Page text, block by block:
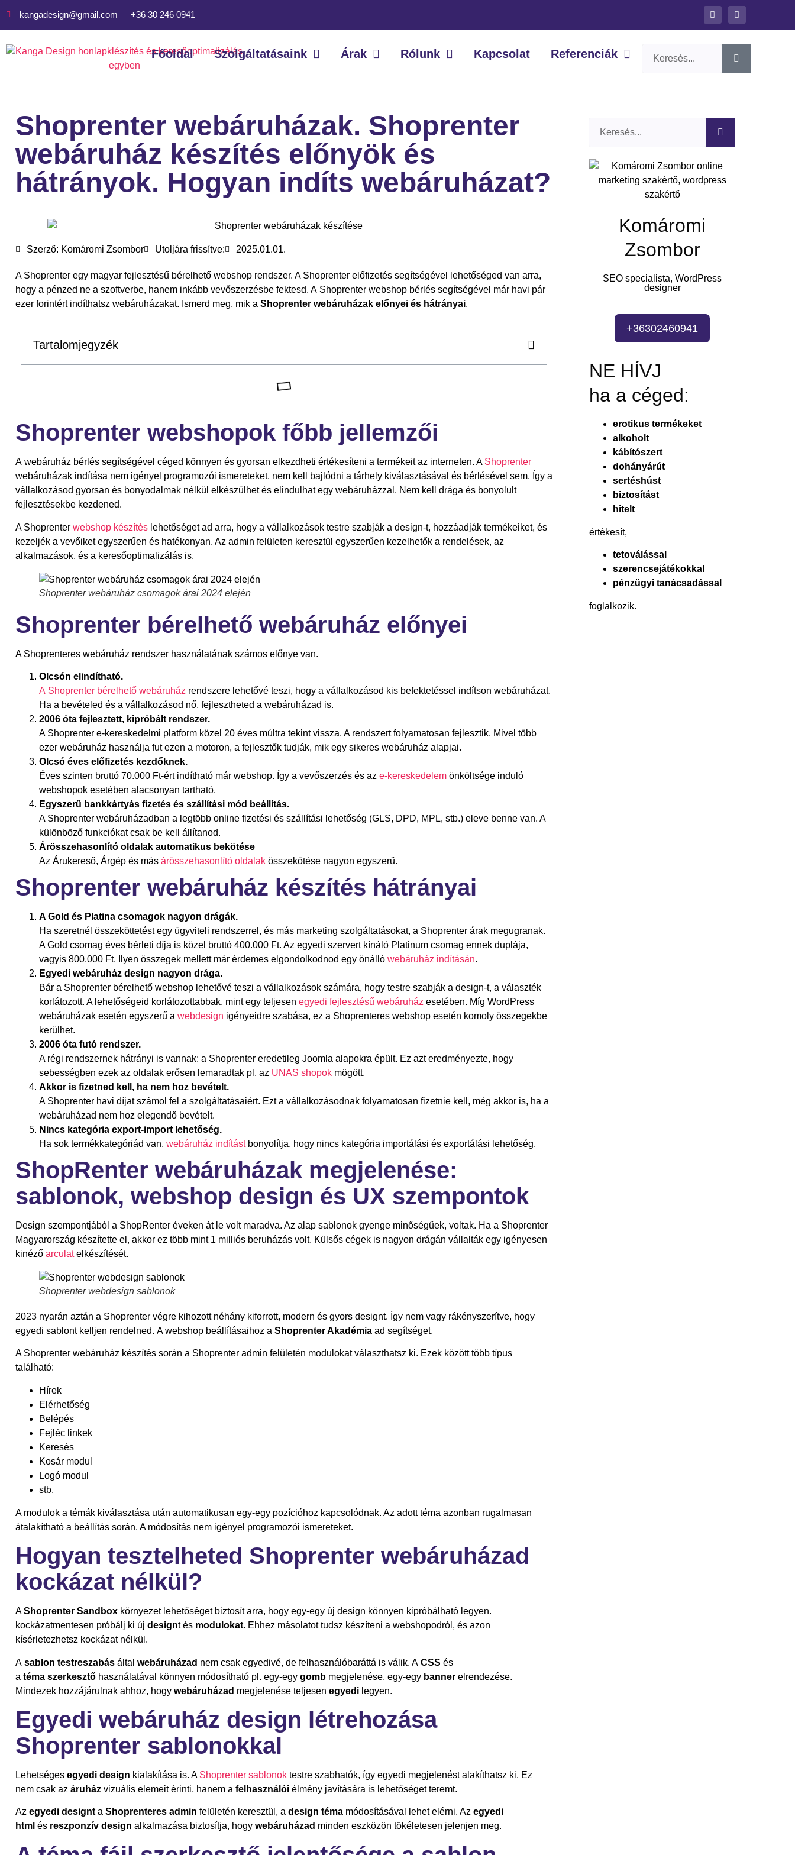
kangadesign@gmail.com +36 30 246 0941
Főoldal Szolgáltatásaink Árak Rólunk Kapcsolat Referenciák
Shoprenter webáruházak. Shoprenter
webáruház készítés előnyök és
hátrányok. Hogyan indíts webáruházat?
Szerző: Komáromi Zsombor Utoljára frissítve: 2025.01.01.
A Shoprenter egy magyar fejlesztésű bérelhető webshop rendszer. A Shoprenter előfizetés segítségével lehetőséged van arra,
hogy a pénzed ne a szoftverbe, hanem inkább vevőszerzésbe fektesd. A Shoprenter webshop bérlés segítségével már havi pár
ezer forintért indíthatsz webáruházakat. Ismerd meg, mik a Shoprenter webáruházak előnyei és hátrányai.
Tartalomjegyzék
Shoprenter webshopok főbb jellemzői
A webáruház bérlés segítségével céged könnyen és gyorsan elkezdheti értékesíteni a termékeit az interneten. A Shoprenter
webáruházak indítása nem igényel programozói ismereteket, nem kell bajlódni a tárhely kiválasztásával és bérlésével sem. Így a
vállalkozásod gyorsan és bonyodalmak nélkül elkészülhet és elindulhat egy webáruházzal. Nem kell drága és bonyolult
fejlesztésekbe kezdened.
A Shoprenter webshop készítés lehetőséget ad arra, hogy a vállalkozások testre szabják a design-t, hozzáadják termékeiket, és
kezeljék a vevőiket egyszerűen és hatékonyan. Az admin felületen keresztül egyszerűen kezelhetők a rendelések, az
alkalmazások, és a keresőoptimalizálás is.
Shoprenter webáruház csomagok árai 2024 elején
Shoprenter bérelhető webáruház előnyei
A Shoprenteres webáruház rendszer használatának számos előnye van.
Olcsón elindítható.
A Shoprenter bérelhető webáruház rendszere lehetővé teszi, hogy a vállalkozásod kis befektetéssel indítson webáruházat.
Ha a bevételed és a vállalkozásod nő, fejlesztheted a webáruházad is.
2006 óta fejlesztett, kipróbált rendszer.
A Shoprenter e-kereskedelmi platform közel 20 éves múltra tekint vissza. A rendszert folyamatosan fejlesztik. Mivel több
ezer webáruház használja fut ezen a motoron, a fejlesztők tudják, mik egy sikeres webáruház alapjai.
Olcsó éves előfizetés kezdőknek.
Éves szinten bruttó 70.000 Ft-ért indítható már webshop. Így a vevőszerzés és az e-kereskedelem önköltsége induló
webshopok esetében alacsonyan tartható.
Egyszerű bankkártyás fizetés és szállítási mód beállítás.
A Shoprenter webáruházadban a legtöbb online fizetési és szállítási lehetőség (GLS, DPD, MPL, stb.) eleve benne van. A
különböző funkciókat csak be kell állítanod.
Árösszehasonlító oldalak automatikus bekötése
Az Árukereső, Árgép és más árösszehasonlító oldalak összekötése nagyon egyszerű.
Shoprenter webáruház készítés hátrányai
A Gold és Platina csomagok nagyon drágák.
Ha szeretnél összeköttetést egy ügyviteli rendszerrel, és más marketing szolgáltatásokat, a Shoprenter árak megugranak.
A Gold csomag éves bérleti díja is közel bruttó 400.000 Ft. Az egyedi szervert kínáló Platinum csomag ennek duplája,
vagyis 800.000 Ft. Ilyen összegek mellett már érdemes elgondolkodnod egy önálló webáruház indításán.
Egyedi webáruház design nagyon drága.
Bár a Shoprenter bérelhető webshop lehetővé teszi a vállalkozások számára, hogy testre szabják a design-t, a választék
korlátozott. A lehetőségeid korlátozottabbak, mint egy teljesen egyedi fejlesztésű webáruház esetében. Míg WordPress
webáruházak esetén egyszerű a webdesign igényeidre szabása, ez a Shoprenteres webshop esetén komoly összegekbe
kerülhet.
2006 óta futó rendszer.
A régi rendszernek hátrányi is vannak: a Shoprenter eredetileg Joomla alapokra épült. Ez azt eredményezte, hogy
sebességben ezek az oldalak erősen lemaradtak pl. az UNAS shopok mögött.
Akkor is fizetned kell, ha nem hoz bevételt.
A Shoprenter havi díjat számol fel a szolgáltatásaiért. Ezt a vállalkozásodnak folyamatosan fizetnie kell, még akkor is, ha a
webáruházad nem hoz elegendő bevételt.
Nincs kategória export-import lehetőség.
Ha sok termékkategóriád van, webáruház indítástbonyolítja, hogy nincs kategória importálási és exportálási lehetőség.
ShopRenter webáruházak megjelenése:
sablonok, webshop design és UX szempontok
Design szempontjából a ShopRenter éveken át le volt maradva. Az alap sablonok gyenge minőségűek, voltak. Ha a Shoprenter
Magyarország készítette el, akkor ez több mint 1 milliós beruházás volt. Külsős cégek is nagyon drágán vállalták egy igényesen
kinéző arculatelkészítését.
Shoprenter webdesign sablonok
2023 nyarán aztán a Shoprenter végre kihozott néhány kiforrott, modern és gyors designt. Így nem vagy rákényszerítve, hogy
egyedi sablont kelljen rendelned. A webshop beállításaihoz a Shoprenter Akadémia ad segítséget.
A Shoprenter webáruház készítés során a Shoprenter admin felületén modulokat választhatsz ki. Ezek között több típus
található:
Hírek
Elérhetőség
Belépés
Fejléc linkek
Keresés
Kosár modul
Logó modul
stb.
A modulok a témák kiválasztása után automatikusan egy-egy pozícióhoz kapcsolódnak. Az adott téma azonban rugalmasan
átalakítható a beállítás során. A módosítás nem igényel programozói ismereteket.
Hogyan tesztelheted Shoprenter webáruházad
kockázat nélkül?
AShoprenter Sandbox környezet lehetőséget biztosít arra, hogy egy-egy új design könnyen kipróbálható legyen.
kockázatmentesen próbálj ki új designt és modulokat. Ehhez másolatot tudsz készíteni a webshopodról, és azon
kísérletezhetsz kockázat nélkül.
A sablon testreszabás által webáruházad nem csak egyedivé, de felhasználóbaráttá is válik. A CSS és
a téma szerkesztő használatával könnyen módosítható pl. egy-egy gomb megjelenése, egy-egy banner elrendezése.
Mindezek hozzájárulnak ahhoz, hogy webáruházad megjelenése teljesen egyedi legyen.
Egyedi webáruház design létrehozása
Shoprenter sablonokkal
Lehetséges egyedi design kialakítása is. A Shoprenter sablonok testre szabhatók, így egyedi megjelenést alakíthatsz ki. Ez
nem csak az áruház vizuális elemeit érinti, hanem a felhasználói élmény javítására is lehetőséget teremt.
Az egyedi designt a Shoprenteres admin felületén keresztül, a design téma módosításával lehet elérni. Az egyedi
html és reszponzív design alkalmazása biztosítja, hogy webáruházad minden eszközön tökéletesen jelenjen meg.
Komáromi
Zsombor
SEO specialista, WordPress
designer
+36302460941
NE HÍVJ
ha a céged:
erotikus termékeket
alkoholt
kábítószert
dohányárút
sertéshúst
biztosítást
hitelt
értékesít,
tetoválással
szerencsejátékokkal
pénzügyi tanácsadással
foglalkozik.